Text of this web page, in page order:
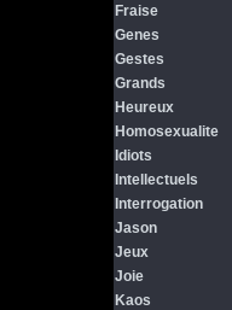
Fraise
Genes
Gestes
Grands
Heureux
Homosexualite
Idiots
Intellectuels
Interrogation
Jason
Jeux
Joie
Kaos